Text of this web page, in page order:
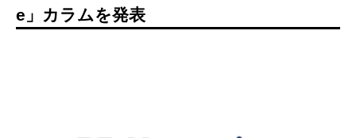
e」カラムを発表